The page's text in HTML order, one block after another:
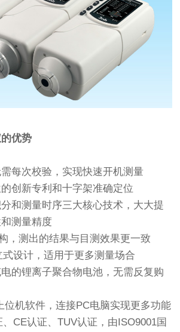
优势
每次校验，实现快速开机测量
创新专利和十字架准确定位
和测量时序三大核心技术，大大提
测量精度
，测出的结果与目测效果更一致
设计，适用于更多测量场合
的锂离子聚合物电池，无需反复购
位机软件，连接PC电脑实现更多功能
CE认证、TUV认证，由ISO9001国